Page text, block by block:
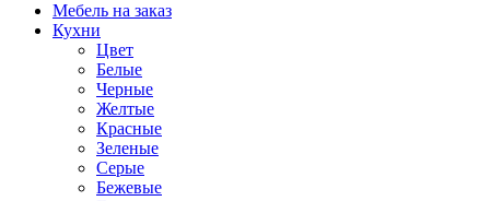
Мебель на заказ
Кухни
Цвет
Белые
Черные
Желтые
Красные
Зеленые
Серые
Бежевые